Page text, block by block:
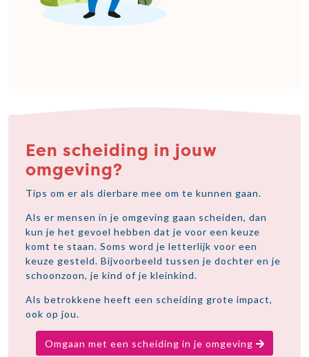
Een scheiding in jouw
omgeving?
Tips om er als dierbare mee om te kunnen gaan.
Als er mensen in je omgeving gaan scheiden, dan
kun je het gevoel hebben dat je voor een keuze
komt te staan. Soms word je letterlijk voor een
keuze gesteld. Bijvoorbeeld tussen je dochter en je
schoonzoon, je kind of je kleinkind.
Als betrokkene heeft een scheiding grote impact,
ook op jou.
Omgaan met een scheiding in je omgeving